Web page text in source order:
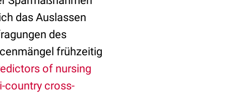
das Auslassen
des
frühzeitig
of nursing
country cross-